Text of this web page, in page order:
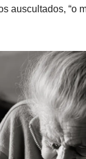
auscultados, “o